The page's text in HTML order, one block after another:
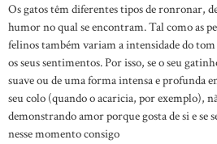
Os gatos têm diferentes tipos de ronronar,
humor no qual se encontram. Tal como as
felinos também variam a intensidade do tom
os seus sentimentos. Por isso, se o seu
suave ou de uma forma intensa e profunda
seu colo (quando o acaricia, por exemplo),
demonstrando amor porque gosta de si e se
nesse momento consigo